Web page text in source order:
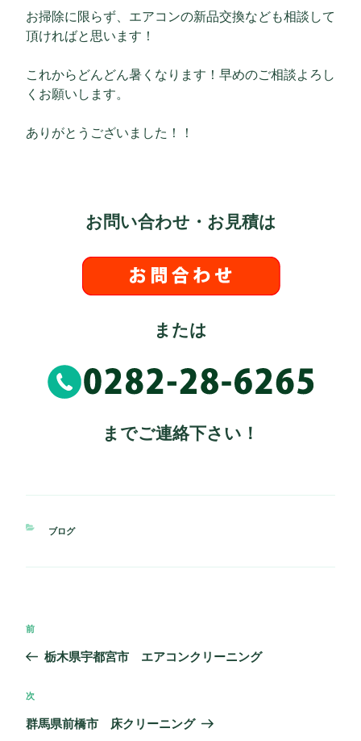
お掃除に限らず、エアコンの新品交換なども相談して
頂ければと思います！
これからどんどん暑くなります！早めのご相談よろし
くお願いします。
ありがとうございました！！
お問い合わせ・お見積は
または
までご連絡下さい！
カ
ゴ
ブログ
稿
ナ
ゲ
ー
過
稿
前
栃木県宇都宮市 エアコンクリーニング
次
投
次
群馬県前橋市 床クリーニング